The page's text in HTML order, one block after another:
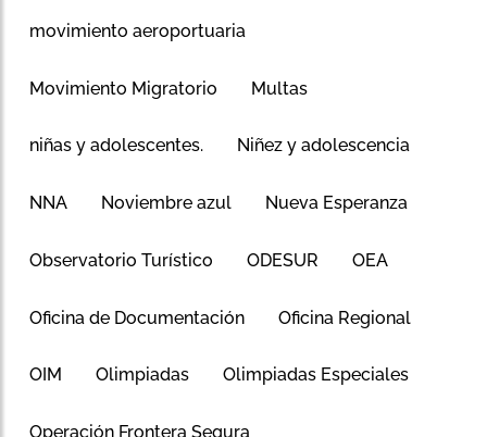
movimiento aeroportuaria
Movimiento Migratorio Multas
niñas y adolescentes. Niñez y adolescencia
NNA Noviembre azul Nueva Esperanza
Observatorio Turístico ODESUR OEA
Oficina de Documentación Oficina Regional
OIM Olimpiadas Olimpiadas Especiales
Operación Frontera Segura